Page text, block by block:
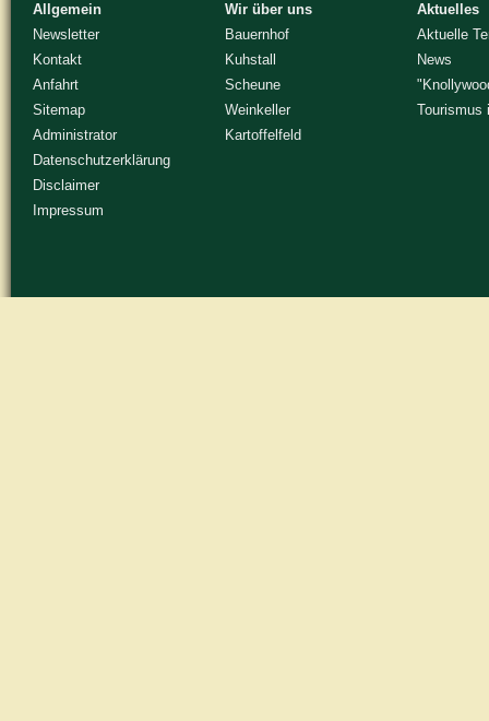
Allgemein
Newsletter
Kontakt
Anfahrt
Sitemap
Administrator
Datenschutzerklärung
Disclaimer
Impressum
Wir über uns
Bauernhof
Kuhstall
Scheune
Weinkeller
Kartoffelfeld
Aktuelles
Aktuelle
News
Tourismus